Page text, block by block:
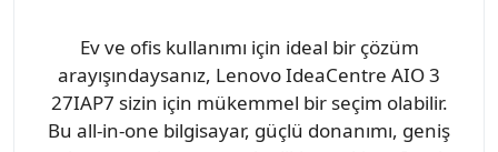
Ev ve ofis kullanımı için ideal bir çözüm
arayışındaysanız, Lenovo IdeaCentre AIO 3
27IAP7 sizin için mükemmel bir seçim olabilir.
Bu all-in-one bilgisayar, güçlü donanımı, geniş